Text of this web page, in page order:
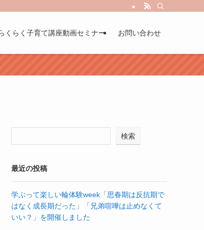
くらく子育て講座動画セミナー お問い合わせ
検索
最近の投稿
学ぶって楽しい輪体験week「思春期は反抗期で
はなく成長期だった」「兄弟喧嘩は止めなくて
いい？」を開催しました